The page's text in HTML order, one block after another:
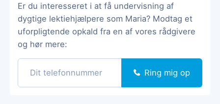
Er du interesseret i at få undervisning af
dygtige lektiehjælpere som Maria? Modtag et
uforpligtende opkald fra en af vores rådgivere
og hør mere:
Ring mig op